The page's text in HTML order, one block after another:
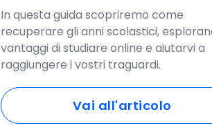
In questa guida scopriremo come
recuperare gli anni scolastici,
vantaggi di studiare online e aiutarvi a
raggiungere i vostri traguardi.
Vai all'articolo